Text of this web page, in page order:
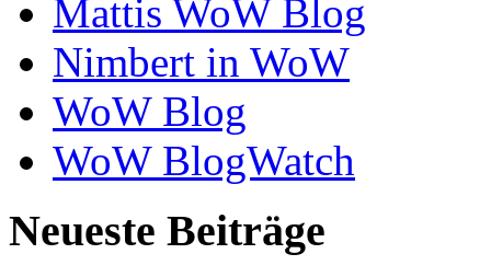
Mattis WoW Blog
Nimbert in WoW
WoW Blog
WoW BlogWatch
Neueste Beiträge